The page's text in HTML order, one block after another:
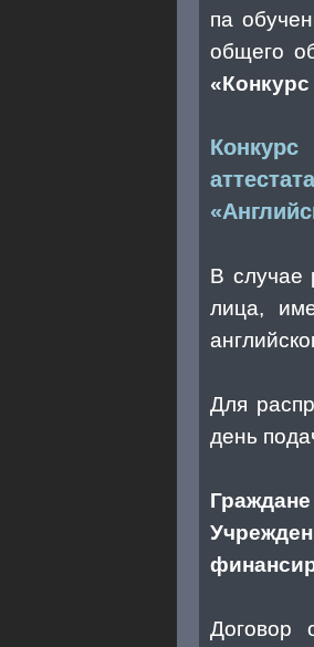
па
общего
«Конкурс
В случае
лица,
Для
день
Договор